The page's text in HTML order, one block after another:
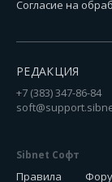
Согласие на
РЕДАКЦИЯ
+7 (383) 347-86-84
Sibnet Софт
Правила